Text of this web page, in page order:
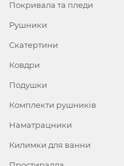
Покривала та пледи
Рушники
Скатертини
Ковдри
Подушки
Комплекти рушників
Наматрацники
Килимки для ванни